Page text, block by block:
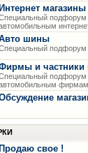
магазины
подфорум
шины
подфорум
и частники
подфорум
фирмам
свое !